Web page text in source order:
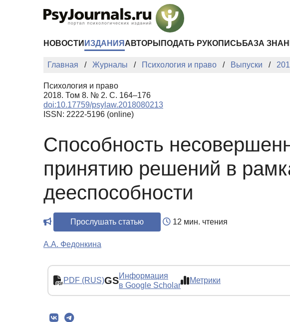
НОВОСТИ ИЗДАНИЯ АВТОРЫ ПОДАТЬ РУКОПИСЬ БАЗА
Главная Журналы Психология и право Выпуски
Психология и право
2018. Том 8. № 2. С. 164–176
doi:10.17759/psylaw.2018080213
ISSN: 2222-5196 (online)
Способность
принятию решений в
дееспособности
Прослушать статью 12 мин. чтения
А.А. Федонкина
PDF (RUS)GSИнформация
в Google Scholar
Метрики